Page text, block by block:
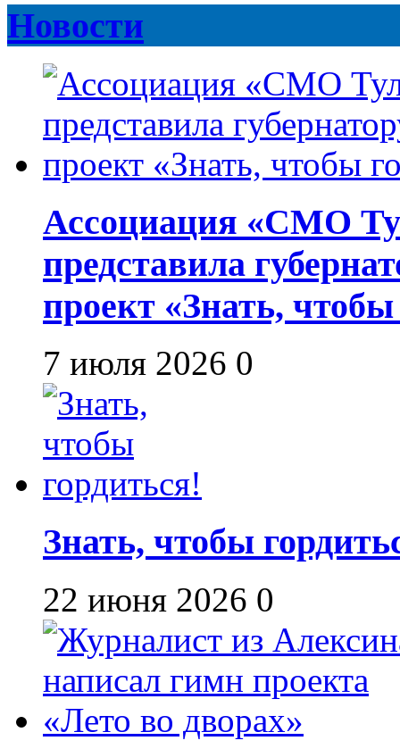
Новости
Ассоциация «СМО
представила
проект «Знать,
7 июля 2026 0
Знать, чтобы
22 июня 2026 0